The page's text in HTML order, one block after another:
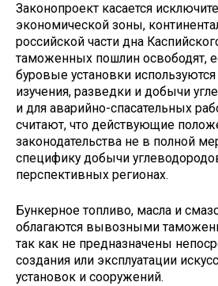
Законопроект касается
экономической зоны,
российской части дна
таможенных пошлин освободят,
буровые установки используются
изучения, разведки и добычи
и для аварийно-спасательных
считают, что действующие
законодательства не в полной
специфику добычи
перспективных регионах.
Бункерное топливо, масла и
облагаются вывозными
так как не предназначены
создания или эксплуатации
установок и сооружений.